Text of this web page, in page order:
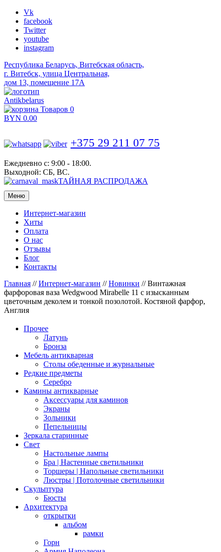
Vk
facebook
Twitter
youtube
instagram
Республика Беларусь, Витебская область,
г. Витебск, улица Центральная,
дом 13, помещение 17А
Antikbelarus
Товаров 0
BYN 0.00
+375 29 211 07 75
Ежедневно с: 9:00 - 18:00.
Выходной: СБ, ВС.
ТАЙНАЯ РАСПРОДАЖА
Меню
Интернет-магазин
Хиты
Оплата
О нас
Отзывы
Блог
Контакты
Главная //Интернет-магазин //Новинки //Винтажная
фарфоровая ваза Wedgwood Mirabelle 11 с изысканным
цветочным деколем и тонкой позолотой. Костяной фарфор,
Англия
Прочее
Латунь
Бронза
Мебель антикварная
Столы обеденные и журнальные
Редкие предметы
Серебро
Камины антикварные
Аксессуары для каминов
Экраны
Зольники
Пепельницы
Зеркала старинные
Свет
Настольные лампы
Бра | Настенные светильники
Торшеры | Напольные светильники
Люстры | Потолочные светильники
Скульптура
Бюсты
Архитектура
открытки
альбом
рамки
Горн